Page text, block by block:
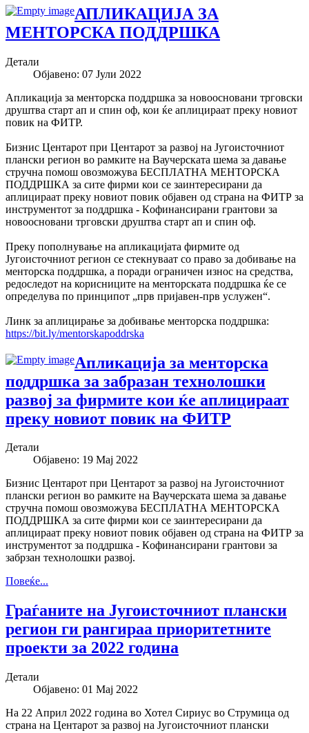
АПЛИКАЦИЈА ЗА
МЕНТОРСКА ПОДДРШКА
Детали
Објавено: 07 Јули 2022
Апликација за менторска поддршка за новоосновани трговски
друштва старт ап и спин оф, кои ќе аплицираат преку новиот
повик на ФИТР.
Бизнис Центарот при Центарот за развој на Југоисточниот
плански регион во рамките на Ваучерската шема за давање
стручна помош овозможува БЕСПЛАТНА МЕНТОРСКА
ПОДДРШКА за сите фирми кои се заинтересирани да
аплицираат преку новиот повик објавен од страна на ФИТР за
инструментот за поддршка - Кoфинансирани грантови за
новоосновани трговски друштва старт ап и спин оф.
Преку пополнување на апликацијата фирмите од
Југоисточниот регион се стекнуваат со право за добивање на
менторска поддршка, а поради ограничен износ на средства,
редоследот на корисниците на менторската поддршка ќе се
определува по принципот „прв пријавен-прв услужен“.
Линк за аплицирање за добивање менторска поддршка:
https://bit.ly/mentorskapoddrska
Апликација за менторска
поддршка за забразан технолошки
развој за фирмите кои ќе аплицираат
преку новиот повик на ФИТР
Детали
Објавено: 19 Мај 2022
Бизнис Центарот при Центарот за развој на Југоисточниот
плански регион во рамките на Ваучерската шема за давање
стручна помош овозможува БЕСПЛАТНА МЕНТОРСКА
ПОДДРШКА за сите фирми кои се заинтересирани да
аплицираат преку новиот повик објавен од страна на ФИТР за
инструментот за поддршка - Кoфинансирани грантови за
забрзан технолошки развој.
Повеќе...
Граѓаните на Југоисточниот плански
регион ги рангираа приоритетните
проекти за 2022 година
Детали
Објавено: 01 Мај 2022
На 22 Април 2022 година во Хотел Сириус во Струмица од
страна на Центарот за развој на Југоисточниот плански